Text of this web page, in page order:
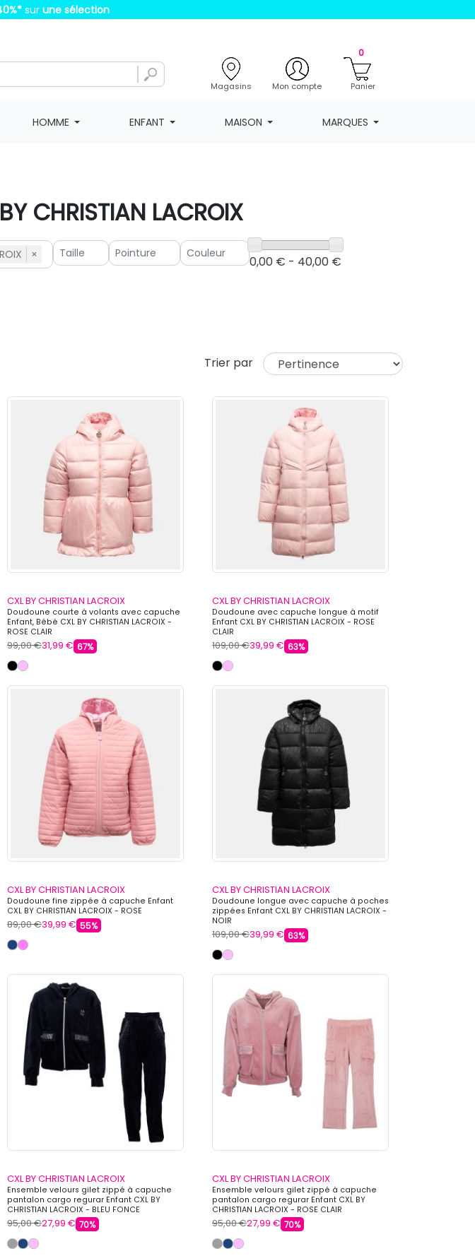
* sur une sélection
Magasins Mon compte
0
Panier
HOMME ENFANT MAISON MARQUES
CHRISTIAN LACROIX
× 0,00 € - 40,00 €
Trier par
CXL BY CHRISTIAN LACROIX
Doudoune courte à volants avec capuche
Enfant, Bébé CXL BY CHRISTIAN LACROIX -
ROSE CLAIR
99,00 €31,99 € 67%
CXL BY CHRISTIAN LACROIX
Doudoune avec capuche longue à motif
Enfant CXL BY CHRISTIAN LACROIX - ROSE
CLAIR
109,00 €39,99 € 63%
CXL BY CHRISTIAN LACROIX
Doudoune fine zippée à capuche Enfant
CXL BY CHRISTIAN LACROIX - ROSE
89,00 €39,99 € 55%
CXL BY CHRISTIAN LACROIX
Doudoune longue avec capuche à poches
zippées Enfant CXL BY CHRISTIAN LACROIX -
NOIR
109,00 €39,99 € 63%
CXL BY CHRISTIAN LACROIX
Ensemble velours gilet zippé à capuche
pantalon cargo regurar Enfant CXL BY
CHRISTIAN LACROIX - BLEU FONCE
95,00 €27,99 € 70%
CXL BY CHRISTIAN LACROIX
Ensemble velours gilet zippé à capuche
pantalon cargo regurar Enfant CXL BY
CHRISTIAN LACROIX - ROSE CLAIR
95,00 €27,99 € 70%